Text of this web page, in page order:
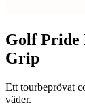
Golf Pride
Grip
Ett tourbeprövat
väder.